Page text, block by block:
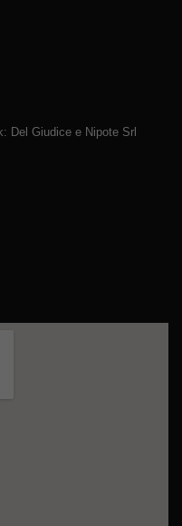
Del Giudice e Nipote Srl